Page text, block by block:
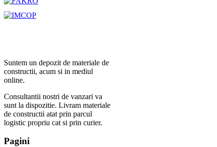
Suntem un depozit de materiale de
constructii, acum si in mediul
online.
Consultantii nostri de vanzari va
sunt la dispozitie. Livram materiale
de constructii atat prin parcul
logistic propriu cat si prin curier.
Pagini